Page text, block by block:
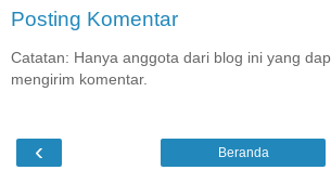
Posting Komentar
Catatan: Hanya anggota dari blog ini yang
mengirim komentar.
‹ Beranda